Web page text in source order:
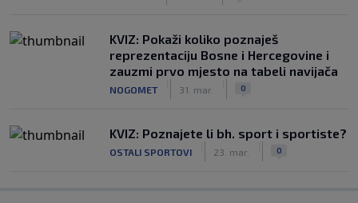
KVIZ: Pokaži koliko poznaješ
reprezentaciju Bosne i Hercegovine i
zauzmi prvo mjesto na tabeli navijača
NOGOMET 31. mar. 0
KVIZ: Poznajete li bh. sport i sportiste?
OSTALI SPORTOVI 23. mar. 0